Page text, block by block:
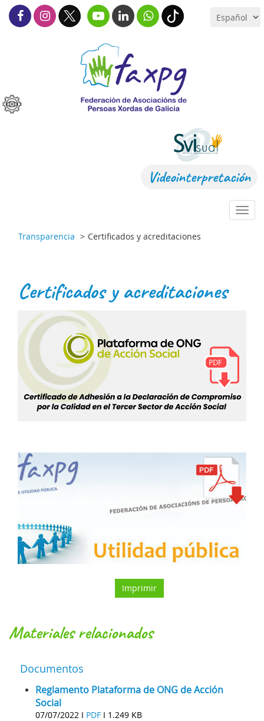
Videointerpretación
Transparencia
Certificados y acreditaciones
Certificados y acreditaciones
Imprimir
materiales relacionados
Documentos
Reglamento Plataforma de ONG de Acción
Social
07/07/2022 I PDF I 1.249 KB